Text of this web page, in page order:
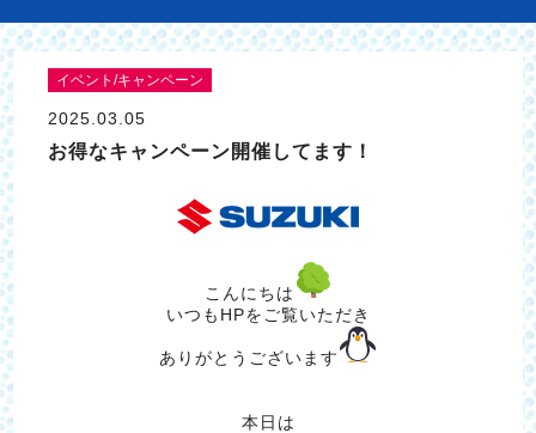
イベント/キャンペーン
2025.03.05
お得なキャンペーン開催してます！
こんにちは
いつもHPをご覧いただき
ありがとうございます
本日は